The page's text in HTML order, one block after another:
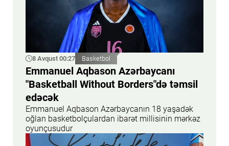
8 Avqust 00:27 Basketbol
Emmanuel Aqbason Azərbaycanı
"Basketball Without Borders"də təmsil
edəcək
Emmanuel Aqbason Azərbaycanın 18 yaşadək
oğlan basketbolçulardan ibarət millisinin mərkəz
oyunçusudur